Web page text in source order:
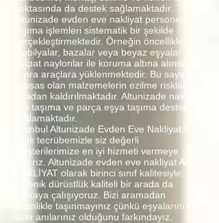
noktasında da destek sağlamaktadır.
Altunizade evden eve nakliyat personelleri,
taşıma işlemleri sistematik bir şekilde
gerçekleştirmektedir. Örneğin öncellikle
mobilyalar, bazalar veya beyaz eşyalar
patpat naylonlar ile koruma altına alındıktan
sonra araçlara yüklenmektedir. Bu sayede
hassas olan malzemelerin ezilme riskleri
ortadan kaldırılmaktadır. Altunizade nakliye,
ofis taşıma ve parça eşya taşıma desteği de
sağlamaktadır.
İstanbul Altunizade Evden Eve Nakliyat 5
Yıllık tecrübemizle siz değerli
müşterilerimize en iyi hizmeti vermeye
hazırız. Altunizade evden eve nakliyat ANI
NAKLİYAT olarak birinci sınıf kalitesiyle
hijyenik dürüstlük kaliteli bir arada da
tutmaya çalışıyoruz. Bizi aramadan
kesinlikle taşınmayınız çünkü eşyalarınız
sizin anılarınız olduğunu farkındayız.